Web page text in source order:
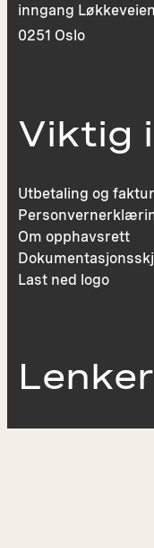
inngang
0251 Oslo
Viktig
Utbetaling og
Om opphavsrett
Last ned logo
Lenker